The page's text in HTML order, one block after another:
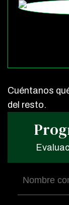
Cuéntanos
del resto.
Nombre
completo